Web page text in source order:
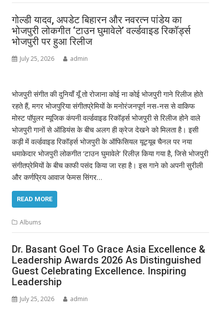
गोल्डी यादव, अपडेट बिहारन और नवरत्न पांडेय का
भोजपुरी लोकगीत ‘टाउन घुमावेले’ वर्ल्डवाइड रिकॉर्ड्स
भोजपुरी पर हुआ रिलीज
July 25, 2026 admin
भोजपुरी संगीत की दुनियाँ यूँ तो रोजाना कोई ना कोई भोजपुरी गाने रिलीज होते
रहते हैं, मगर भोजपुरिया संगीतप्रेमियों के मनोरंजनपूर्ण नस-नस से वाकिफ
मोस्ट पॉपुलर म्यूजिक कंपनी वर्ल्डवाइड रिकॉर्ड्स भोजपुरी से रिलीज होने वाले
भोजपुरी गानों से ऑडियंस के बीच अलग ही क्रेज देखने को मिलता है। इसी
कड़ी में वर्ल्डवाइड रिकॉर्ड्स भोजपुरी के ऑफिसियल यूट्यूब चैनल पर नया
धमाकेदार भोजपुरी लोकगीत ‘टाउन घुमावेले’ रिलीज़ किया गया है, जिसे भोजपुरी
संगीतप्रेमियों के बीच काफी पसंद किया जा रहा है। इस गाने को अपनी सुरीली
और कर्णप्रिय आवाज फेमस सिंगर…
READ MORE
Albums
Dr. Basant Goel To Grace Asia Excellence &
Leadership Awards 2026 As Distinguished
Guest Celebrating Excellence. Inspiring
Leadership
July 25, 2026 admin